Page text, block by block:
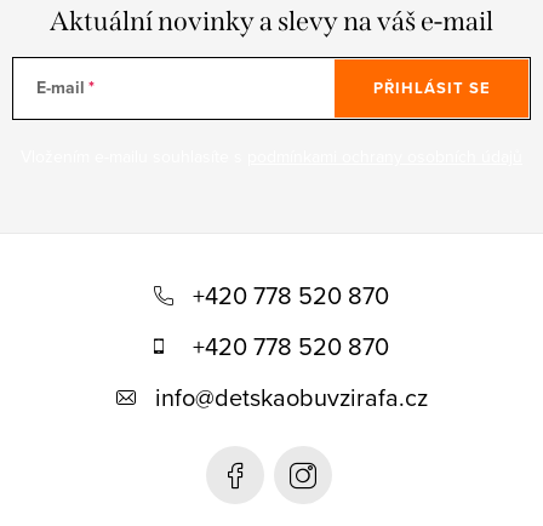
Aktuální novinky a slevy na váš e-mail
E-mail PŘIHLÁSIT SE
+420 778 520 870
+420 778 520 870
info@detskaobuvzirafa.cz